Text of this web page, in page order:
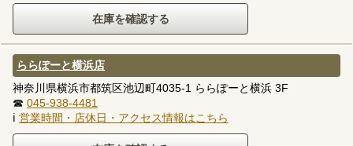
ららぽーと横浜店
神奈川県横浜市都筑区池辺町4035-1 ららぽーと横浜 3F
☎ 045-938-4481
ℹ 営業時間・店休日・アクセス情報はこちら